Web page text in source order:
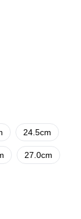
24.5cm
27.0cm